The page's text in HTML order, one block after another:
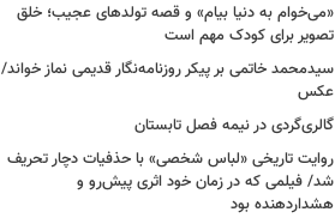
«می‌خوام به دنیا بیام» و قصه تولدهای عجیب؛ خلق
تصویر برای کودک مهم است
سیدمحمد خاتمی بر پیکر روزنامه‌نگار قدیمی نماز خواند/
عکس
گالری‌گردی در نیمه فصل تابستان
روایت تاریخی «لباس شخصی» با حذفیات دچار تحریف
شد/ فیلمی که در زمان خود اثری پیش‌رو و
هشداردهنده بود